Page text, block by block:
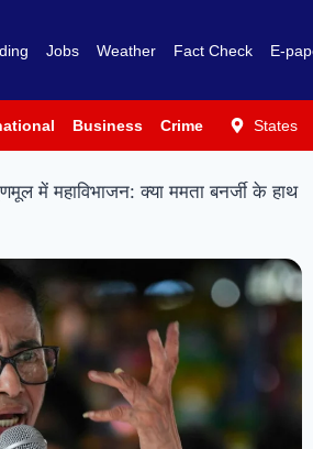
Jobs Weather Fact Check E-
Business Crime PoliticsStates
में महाविभाजन: क्या ममता बनर्जी के हाथ